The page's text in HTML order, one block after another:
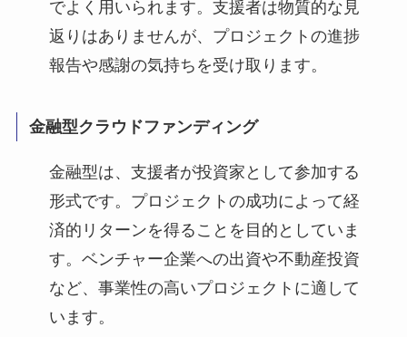
でよく用いられます。支援者は物質的な見
返りはありませんが、プロジェクトの進捗
報告や感謝の気持ちを受け取ります。
金融型クラウドファンディング
金融型は、支援者が投資家として参加する
形式です。プロジェクトの成功によって経
済的リターンを得ることを目的としていま
す。ベンチャー企業への出資や不動産投資
など、事業性の高いプロジェクトに適して
います。